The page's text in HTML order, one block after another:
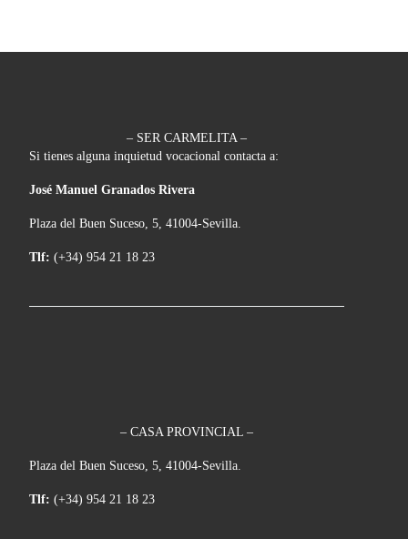
– SER CARMELITA –
Si tienes alguna inquietud vocacional contacta a:
José Manuel Granados Rivera
Plaza del Buen Suceso, 5, 41004-Sevilla.
Tlf: (+34) 954 21 18 23
– CASA PROVINCIAL –
Plaza del Buen Suceso, 5, 41004-Sevilla.
Tlf: (+34) 954 21 18 23